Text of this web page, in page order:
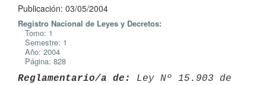
Publicación: 03/05/2004
Registro Nacional de Leyes y Decretos:
Tomo: 1
Semestre: 1
Año: 2004
Página: 828
Reglamentario/a de:
Ley Nº 15.903 de